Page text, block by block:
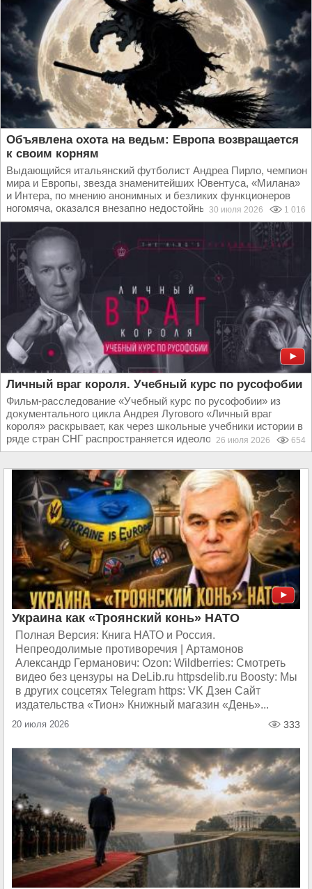
Объявлена охота на ведьм: Европа возвращается
к своим корням
Выдающийся итальянский футболист Андреа Пирло, чемпион
мира и Европы, звезда знаменитейших Ювентуса, «Милана»
и Интера, по мнению анонимных и безликих функционеров
ногомяча, оказался внезапно недостойным...30 июля 2026 1 016
Личный враг короля. Учебный курс по русофобии
Фильм-расследование «Учебный курс по русофобии» из
документального цикла Андрея Лугового «Личный враг
короля» раскрывает, как через школьные учебники истории в
ряде стран СНГ распространяется идеология...26 июля 2026 654
Украина как «Троянский конь» НАТО
Полная Версия: Книга НАТО и Россия.
Непреодолимые противоречия | Артамонов
Александр Германович: Ozon: Wildberries: Смотреть
видео без цензуры на DeLib.ru httpsdelib.ru Boosty: Мы
в других соцсетях Telegram https: VK Дзен Сайт
издательства «Тион» Книжный магазин «День»...
20 июля 2026 333